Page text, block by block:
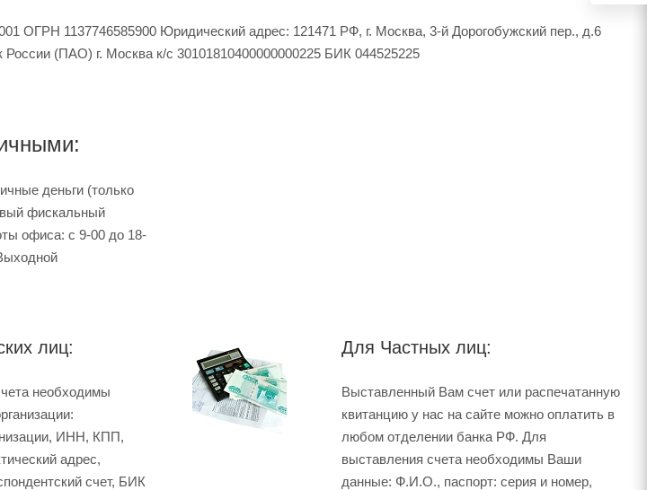
1137746585900 Юридический адрес: 121471 РФ, г. Москва, 3-й Дорогобужский пер., д.6
России (ПАО) г. Москва к/с 30101810400000000225 БИК 044525225
деньги (только
фискальный
офиса: с 9-00 до 18-
лиц:
необходимы
ИНН, КПП,
адрес,
счет, БИК
Для Частных лиц:
Выставленный Вам счет или распечатанную
квитанцию у нас на сайте можно оплатить в
любом отделении банка РФ. Для
выставления счета необходимы Ваши
данные: Ф.И.О., паспорт: серия и номер,